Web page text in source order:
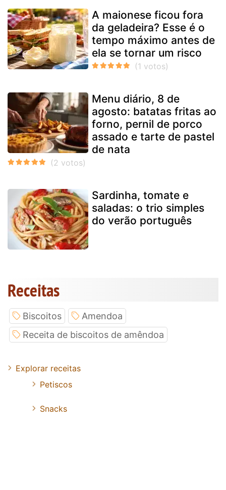
A maionese ficou fora
da geladeira? Esse é o
tempo máximo antes de
ela se tornar um risco
Menu diário, 8 de
agosto: batatas fritas ao
forno, pernil de porco
assado e tarte de pastel
de nata
Sardinha, tomate e
saladas: o trio simples
do verão português
Receitas
Biscoitos
Amendoa
Receita de biscoitos de amêndoa
Explorar receitas
Petiscos
Snacks